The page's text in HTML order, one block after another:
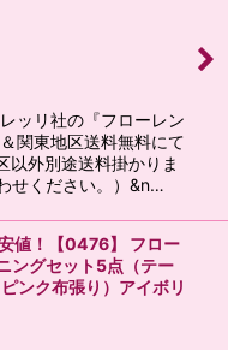
ッリ社の『フローレン
関東地区送料無料にて
以外別途送料掛かりま
せください。）&n…
値！【0476】 フロー
ングセット5点（テー
ンク布張り）アイボリ